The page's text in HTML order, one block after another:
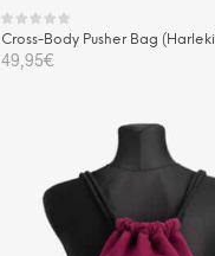
Cross-Body Pusher Bag
49,95€